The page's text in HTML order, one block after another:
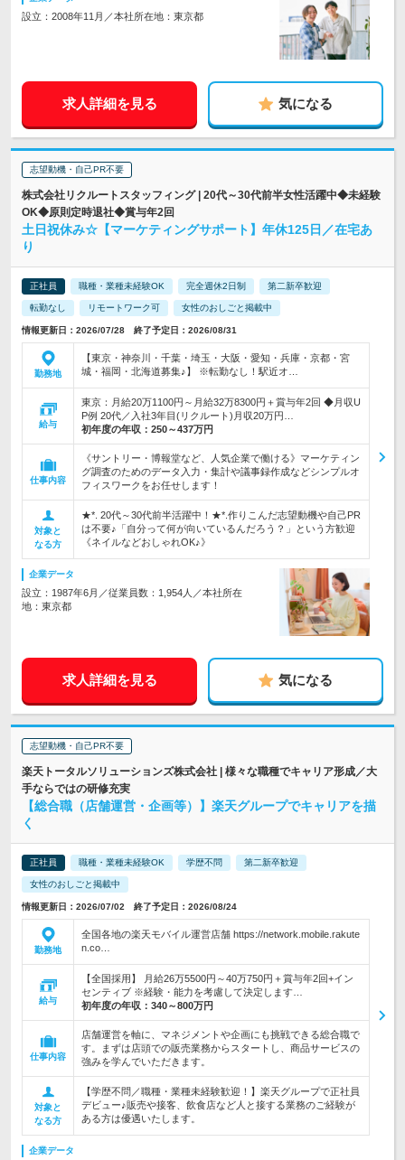
設立：2008年11月／本社所在地：東京都
求人詳細を見る 気になる
志望動機・自己PR不要
株式会社リクルートスタッフィング | 20代～30代前半女性活躍中◆未経験
OK◆原則定時退社◆賞与年2回
土日祝休み☆【マーケティングサポート】年休125日／在宅あ
り
正社員 職種・業種未経験OK 完全週休2日制 第二新卒歓迎
転勤なし リモートワーク可 女性のおしごと掲載中
情報更新日：2026/07/28 終了予定日：2026/08/31
勤務地
【東京・神奈川・千葉・埼玉・大阪・愛知・兵庫・京都・宮
城・福岡・北海道募集♪】 ※転勤なし！駅近オ…
給与
東京：月給20万1100円～月給32万8300円＋賞与年2回 ◆月収U
P例 20代／入社3年目(リクルート)月収20万円…
初年度の年収： 250～437万円
仕事内容
《サントリー・博報堂など、人気企業で働ける》マーケティン
グ調査のためのデータ入力・集計や議事録作成などシンプルオ
フィスワークをお任せします！
対象と
なる方
★*. 20代～30代前半活躍中！★*.作りこんだ志望動機や自己PR
は不要♪「自分って何が向いているんだろう？」という方歓迎
《ネイルなどおしゃれOK♪》
企業データ
設立：1987年6月／従業員数：1,954人／本社所在
地：東京都
求人詳細を見る 気になる
志望動機・自己PR不要
楽天トータルソリューションズ株式会社 | 様々な職種でキャリア形成／大
手ならではの研修充実
【総合職（店舗運営・企画等）】楽天グループでキャリアを描
く
正社員 職種・業種未経験OK 学歴不問 第二新卒歓迎
女性のおしごと掲載中
情報更新日：2026/07/02 終了予定日：2026/08/24
勤務地
全国各地の楽天モバイル運営店舗 https://network.mobile.rakute
n.co…
給与
【全国採用】 月給26万5500円～40万750円＋賞与年2回+イン
センティブ ※経験・能力を考慮して決定します…
初年度の年収： 340～800万円
仕事内容
店舗運営を軸に、マネジメントや企画にも挑戦できる総合職で
す。まずは店頭での販売業務からスタートし、商品サービスの
強みを学んでいただきます。
対象と
なる方
【学歴不問／職種・業種未経験歓迎！】楽天グループで正社員
デビュー♪販売や接客、飲食店など人と接する業務のご経験が
ある方は優遇いたします。
企業データ